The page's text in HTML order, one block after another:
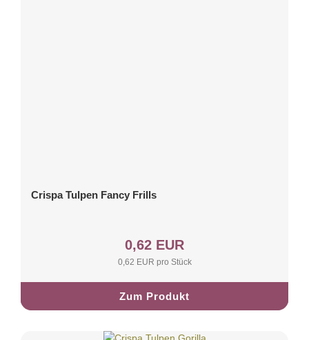
Crispa Tulpen Fancy Frills
0,62 EUR
0,62 EUR pro Stück
Zum Produkt